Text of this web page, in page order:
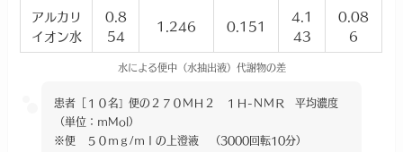
アルカリ
イオン水
0.8
54
1.246 0.151
4.1
43
0.08
6
水による便中（水抽出液）代謝物の差
患者［１０名］ 便の２７０ＭＨ２ １Ｈ-ＮＭＲ
平均濃度
（単位：ｍMol）
※便 ５０ｍｇ/ｍｌの上澄液 （3000回転10分）